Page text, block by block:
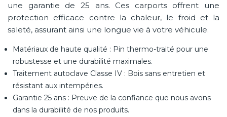
une garantie de 25 ans. Ces carports offrent une
protection efficace contre la chaleur, le froid et la
saleté, assurant ainsi une longue vie à votre véhicule.
Matériaux de haute qualité : Pin thermo-traité pour une
robustesse et une durabilité maximales.
Traitement autoclave Classe IV : Bois sans entretien et
résistant aux intempéries.
Garantie 25 ans : Preuve de la confiance que nous avons
dans la durabilité de nos produits.